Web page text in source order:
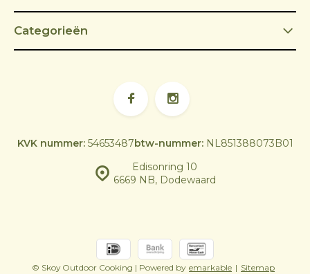
Categorieën
Edisonring 10
6669 NB, Dodewaard
KVK nummer:54653487btw-nummer:NL851388073B01
© Skoy Outdoor Cooking | Powered by emarkable | Sitemap